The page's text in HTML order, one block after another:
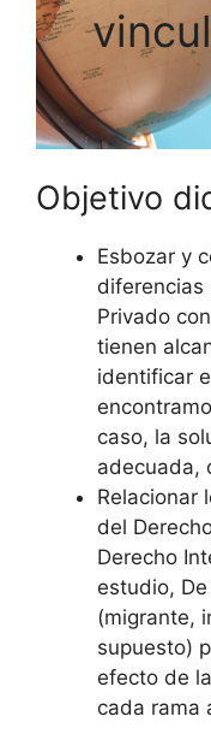
Objetivo
Esbozar y
diferencias
Privado
tienen
identificar
caso, la
adecuada,
Relacionar
del
Derecho
estudio,
(migrante,
supuesto)
efecto de
cada rama